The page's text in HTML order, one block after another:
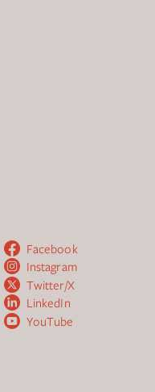
Facebook
Instagram
Twitter/X
LinkedIn
YouTube